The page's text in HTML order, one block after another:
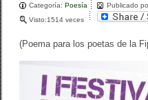
Categoría:Poesía Publicado
Visto:1514 veces
(Poema para los poetas de la